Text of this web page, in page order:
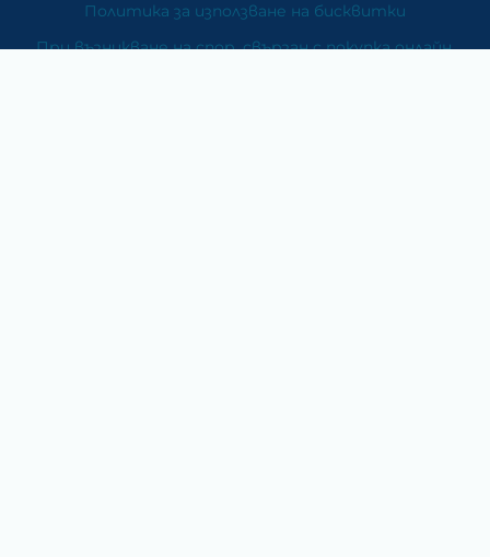
Политика за използване на бисквитки
При възникване на спор, свързан с покупка онлайн,